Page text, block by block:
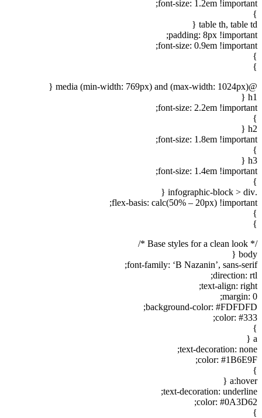
font-size: 1.2em !important;
}
table th, table td {
padding: 8px !important;
font-size: 0.9em !important;
}
}
@media (min-width: 769px) and (max-width: 1024px) {
h1 {
font-size: 2.2em !important;
}
h2 {
font-size: 1.8em !important;
}
h3 {
font-size: 1.4em !important;
}
.infographic-block > div {
flex-basis: calc(50% – 20px) !important;
}
}
/* Base styles for a clean look */
body {
font-family: ‘B Nazanin’, sans-serif;
direction: rtl;
text-align: right;
margin: 0;
background-color: #FDFDFD;
color: #333;
}
a {
text-decoration: none;
color: #1B6E9F;
}
a:hover {
text-decoration: underline;
color: #0A3D62;
}